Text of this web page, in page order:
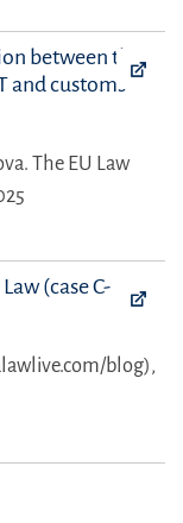
between the
and customs
The EU Law
(case C-
blog),